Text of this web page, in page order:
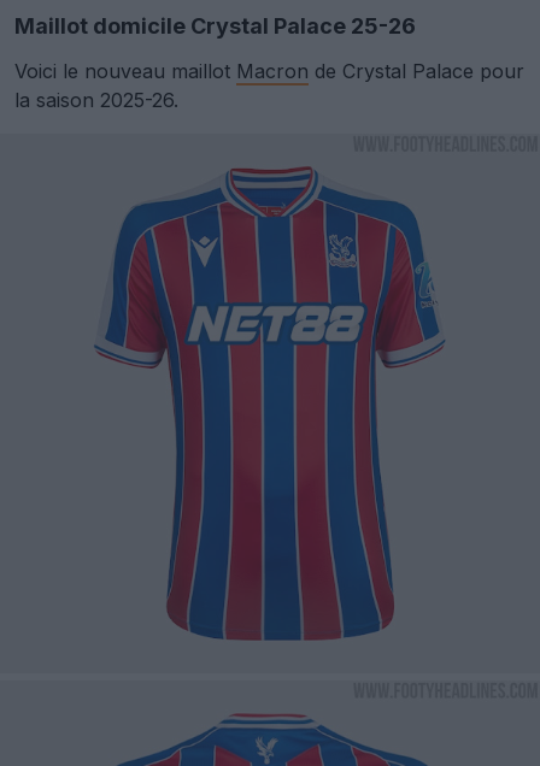
Maillot domicile Crystal Palace 25-26
Voici le nouveau maillot Macron de Crystal Palace pour
la saison 2025-26.